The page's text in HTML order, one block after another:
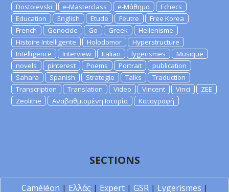
Dostoievski
e-Masterclass e-Μάθημα
Echecs
Education
English Etude Feutre
Free Korea
French
Genocide Go Greek
Hellenisme
Histoire Intelligente
Holodomor
Hyperstructure
Intelligence
Interview Italian lygerismes
Musique
novels
pinterest Poems Portrait
publication
Sahara
Spanish Strategie Talks
Traduction
Transcription
Translation Video Vincent Vinci
ZEE
Zeolithe
Αναβαθμισμένη Ιστορία Καταγραφή
SECTIONS
Caméléon | Ελλάς | Expert| GSR| Lygerismes |